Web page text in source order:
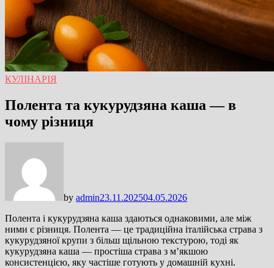
КУЛІНАРІЯ
Полента та кукурудзяна каша — в
чому різниця
by admin23.11.202504.05.2026
Полента і кукурудзяна каша здаються однаковими, але між
ними є різниця. Полента — це традиційна італійська страва з
кукурудзяної крупи з більш щільною текстурою, тоді як
кукурудзяна каша — простіша страва з м’якшою
консистенцією, яку частіше готують у домашній кухні.